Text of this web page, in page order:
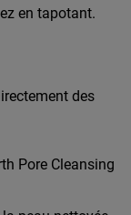
en tapotant.
des
Pore Cleansing